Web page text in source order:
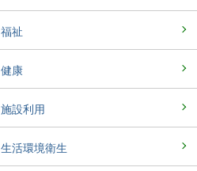
福祉
健康
施設利用
生活環境衛生